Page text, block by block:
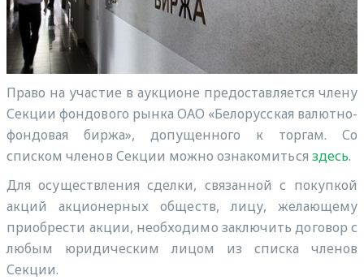
Право на участие в аукционе предоставляется члену
Секции фондового рынка ОАО «Белорусская валютно-
фондовая биржа», допущенного к торгам. Со
списком членов Секции можно ознакомиться здесь.
Для осуществления сделки, связанной с покупкой
акций акционерных обществ, лицу, желающему
приобрести акции, необходимо заключить договор с
любым юридическим лицом из списка членов
Секции.